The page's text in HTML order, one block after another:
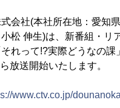
会社(本社所在地：愛知県
松 伸生)は、新番組・リ
れって!?実際どうなの課
放送開始いたします。
www.ctv.co.jp/